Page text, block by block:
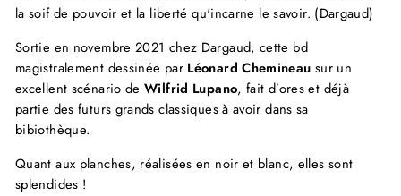
la soif de pouvoir et la liberté qu'incarne le savoir. (Dargaud)
Sortie en novembre 2021 chez Dargaud, cette bd
magistralement dessinée par Léonard Chemineau sur un
excellent scénario de Wilfrid Lupano, fait d’ores et déjà
partie des futurs grands classiques à avoir dans sa
bibiothèque.
Quant aux planches, réalisées en noir et blanc, elles sont
splendides !